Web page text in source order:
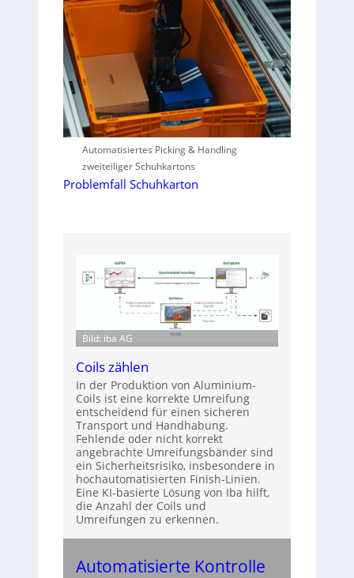
Automatisiertes Picking & Handling
zweiteiliger Schuhkartons
Problemfall Schuhkarton
Bild: iba AG
Coils zählen
In der Produktion von Aluminium-
Coils ist eine korrekte Umreifung
entscheidend für einen sicheren
Transport und Handhabung.
Fehlende oder nicht korrekt
angebrachte Umreifungsbänder sind
ein Sicherheitsrisiko, insbesondere in
hochautomatisierten Finish-Linien.
Eine KI-basierte Lösung von Iba hilft,
die Anzahl der Coils und
Umreifungen zu erkennen.
Automatisierte Kontrolle